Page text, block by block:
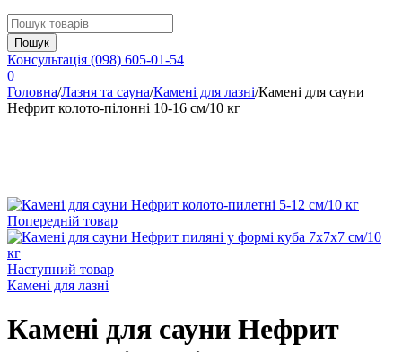
Консультація (098) 605-01-54
0
Головна/Лазня та сауна/Камені для лазні/Камені для сауни
Нефрит колото-пілонні 10-16 см/10 кг
Попередній товар
Наступний товар
Камені для лазні
Камені для сауни Нефрит